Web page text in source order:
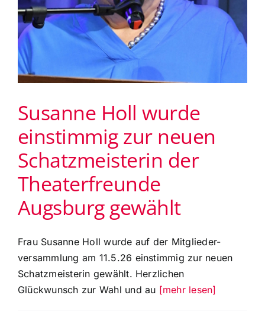
Susanne Holl wurde
einstimmig zur neuen
Schatzmeisterin der
Theaterfreunde
Augsburg gewählt
Frau Susanne Holl wurde auf der Mitglieder-
versammlung am 11.5.26 einstimmig zur neuen
Schatzmeisterin gewählt. Herzlichen
Glückwunsch zur Wahl und au [mehr lesen]